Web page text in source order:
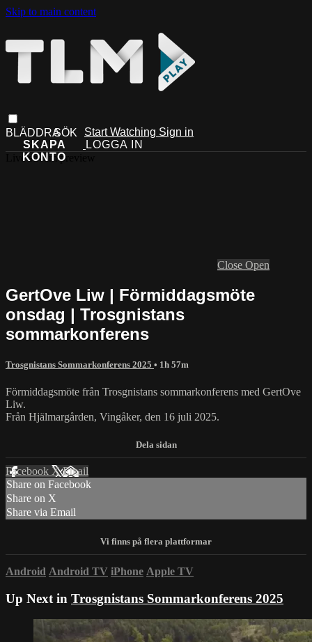
Skip to main content
Start Watching Sign in
Live stream preview
Close Open
GertOve Liw | Förmiddagsmöte
onsdag | Trosgnistans
sommarkonferens
Trosgnistans Sommarkonferens 2025 • 1h 57m
Förmiddagsmöte från Trosgnistans sommarkonferens med GertOve
Liw.
Från Hjälmargården, Vingåker, den 16 juli 2025.
Facebook XEmail
Share on Facebook
Share on X
Share via Email
Android Android TV iPhone Apple TV
Up Next in Trosgnistans Sommarkonferens 2025